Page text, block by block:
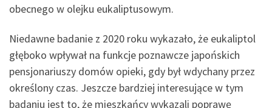
obecnego w olejku eukaliptusowym.
Niedawne badanie z 2020 roku wykazało, że eukaliptol
głęboko wpływał na funkcje poznawcze japońskich
pensjonariuszy domów opieki, gdy był wdychany przez
określony czas. Jeszcze bardziej interesujące w tym
badaniu jest to, że mieszkańcy wykazali poprawę